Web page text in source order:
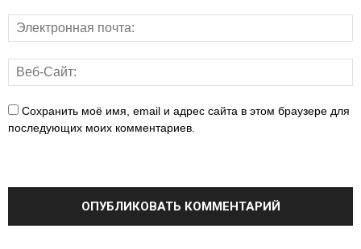
Сохранить моё имя, email и адрес сайта в этом браузере для
последующих моих комментариев.